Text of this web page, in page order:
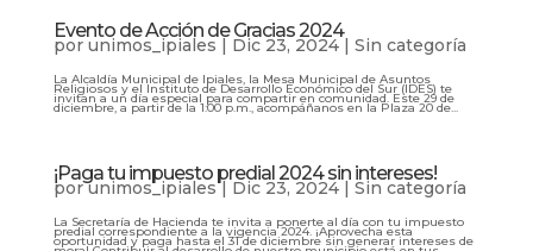
Evento de Acción de Gracias 2024
por unimos_ipiales | Dic 23, 2024| Sin categoría
La Alcaldía Municipal de Ipiales, la Mesa Municipal de Asuntos
Religiosos y el Instituto de Desarrollo Económico del Sur (IDES) te
invitan a un día especial para compartir en comunidad. Este 29 de
diciembre, a partir de la 1:00 p.m., acompáñanos en la Plaza 20 de...
¡Paga tu impuesto predial 2024 sin intereses!
porunimos_ipiales| Dic 23, 2024| Sin categoría
La Secretaría de Hacienda te invita a ponerte al día con tu impuesto
predial correspondiente a la vigencia 2024. ¡Aprovecha esta
oportunidad y paga hasta el 31 de diciembre sin generar intereses de